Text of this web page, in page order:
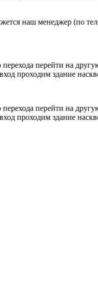
наш менеджер (по
перейти на
проходим здание
перейти на
проходим здание